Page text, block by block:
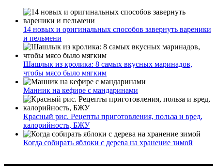
14 новых и оригинальных способов завернуть вареники
и пельмени
Шашлык из кролика: 8 самых вкусных маринадов,
чтобы мясо было мягким
Манник на кефире с мандаринами
Красный рис. Рецепты приготовления, польза и вред,
калорийность, БЖУ
Когда собирать яблоки с дерева на хранение зимой